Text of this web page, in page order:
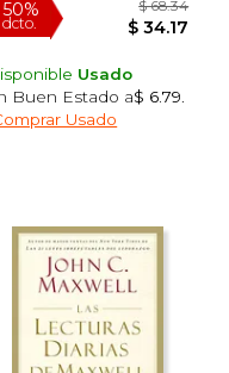
dcto. Usado
Buen Estado a$ 6.79
Usado